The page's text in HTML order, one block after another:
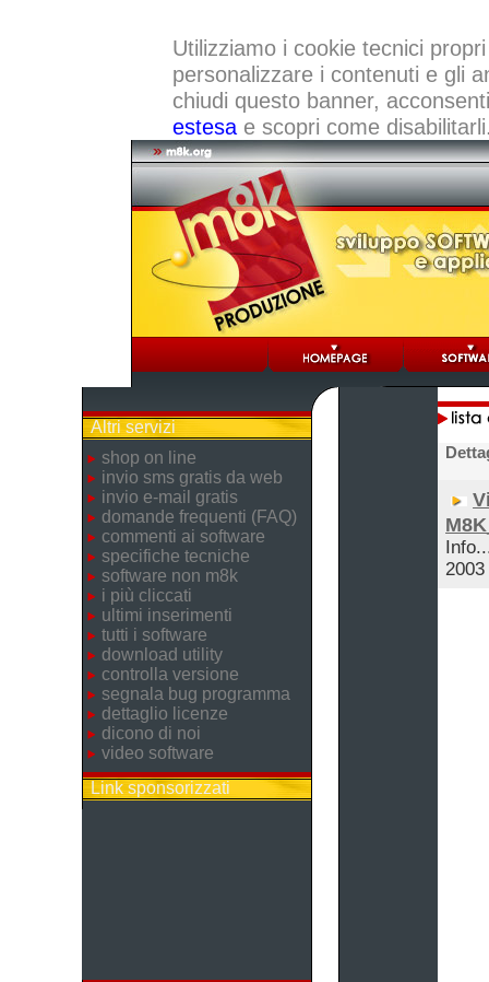
Utilizziamo i cookie tecnici
personalizzare i contenuti e gli
chiudi questo banner,
estesae scopri come
Altri servizi
shop on line
invio sms gratis da web
invio e-mail gratis
domande frequenti (FAQ)
commenti ai software
specifiche tecniche
software non m8k
i più cliccati
ultimi inserimenti
tutti i software
download utility
controlla versione
segnala bug programma
dettaglio licenze
dicono di noi
video software
Link sponsorizzati
2003